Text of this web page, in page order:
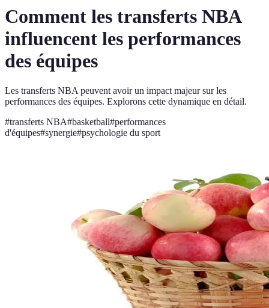
Comment les transferts NBA
influencent les performances
des équipes
Les transferts NBA peuvent avoir un impact majeur sur les
performances des équipes. Explorons cette dynamique en détail.
#transferts NBA#basketball#performances
d'équipes#synergie#psychologie du sport